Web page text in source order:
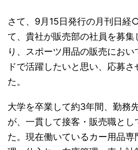
さて、9月15日発行の月刊日
て、貴社が販売部の社員を募集
り、スポーツ用品の販売にお
ドで活躍したいと思い、応募さ
た。
大学を卒業して約3年間、勤務
が、一貫して接客・販売職とし
た。現在働いているカー用品専